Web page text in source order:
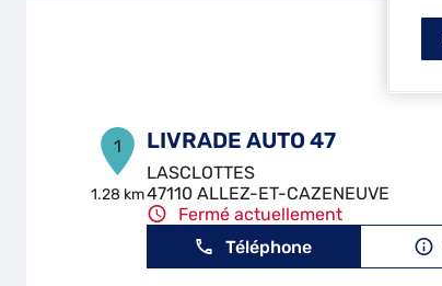
1
1.28 km
LIVRADE AUTO 47
LASCLOTTES
47110 ALLEZ-ET-CAZENEUVE
Fermé actuellement
Téléphone